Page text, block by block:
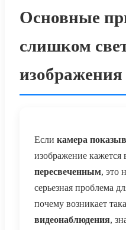
Основные
слишком
изображения
Если камера
изображение
пересвеченным, это
серьезная проблема
почему возникает
видеонаблюдения,